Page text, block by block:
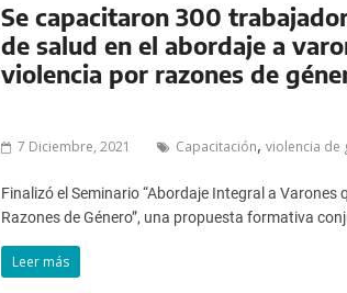
Se capacitaron 300
de salud en el abordaje a
violencia por razones de
7 Diciembre, 2021 Capacitación, violencia de
Finalizó el Seminario “Abordaje Integral a Varones
Razones de Género”, una propuesta formativa
Leer más